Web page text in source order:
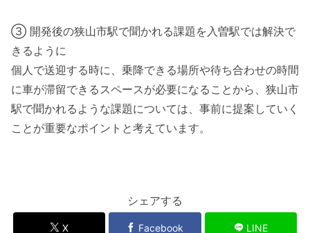
③ 開発後の狭山市駅で聞かれる課題を入曽駅では解決で
きるように
個人で送迎する時に、乗降できる場所や待ち合わせの時間
に車が滞留できるスペースが必要になることから、狭山市
駅で聞かれるような課題については、事前に提案していく
ことが重要なポイントと考えています。
シェアする
X Facebook LINE